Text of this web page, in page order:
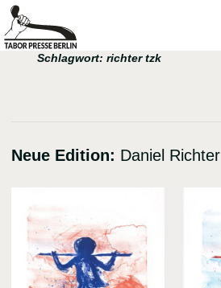
Schlagwort:richter tzk
Neue Edition: Daniel Richter